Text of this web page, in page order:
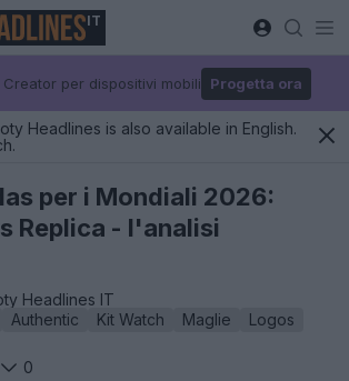
IT
Creator per dispositivi mobili Progetta ora
Headlines is also available in English.
per i Mondiali 2026:
Replica - l'analisi
Headlines IT
Authentic Kit Watch Maglie
Logos
0